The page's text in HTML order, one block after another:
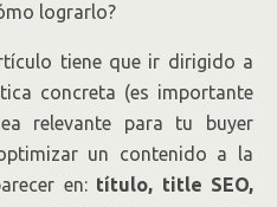
lograrlo?
tiene que ir dirigido a
concreta (es importante
relevante para tu buyer
un contenido a la
en: título, title SEO,